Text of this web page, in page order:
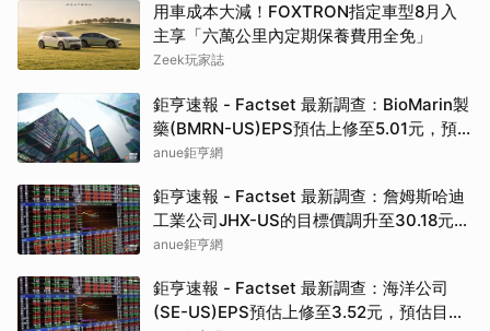
用車成本大減！FOXTRON指定車型8月入
主享「六萬公里內定期保養費用全免」
Zeek玩家誌
鉅亨速報 - Factset 最新調查：BioMarin製
藥(BMRN-US)EPS預估上修至5.01元，預
估目標價為86.00元
anue鉅亨網
鉅亨速報 - Factset 最新調查：詹姆斯哈迪
工業公司JHX-US的目標價調升至30.18元，
幅度約3.65%
anue鉅亨網
鉅亨速報 - Factset 最新調查：海洋公司
(SE-US)EPS預估上修至3.52元，預估目標